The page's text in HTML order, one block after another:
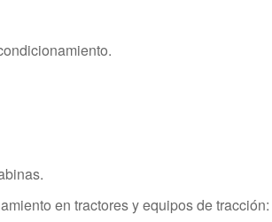
en tractores y equipos de